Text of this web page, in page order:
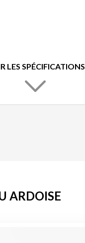
LES SPÉCIFICATIONS
ARDOISE